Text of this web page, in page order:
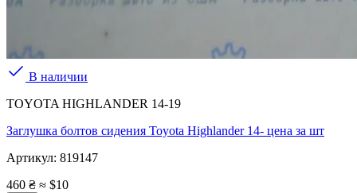
В наличии
TOYOTA HIGHLANDER 14-19
Заглушка болтов сидения Toyota Highlander 14- цена за шт
Артикул: 819147
460 ₴ ≈ $10